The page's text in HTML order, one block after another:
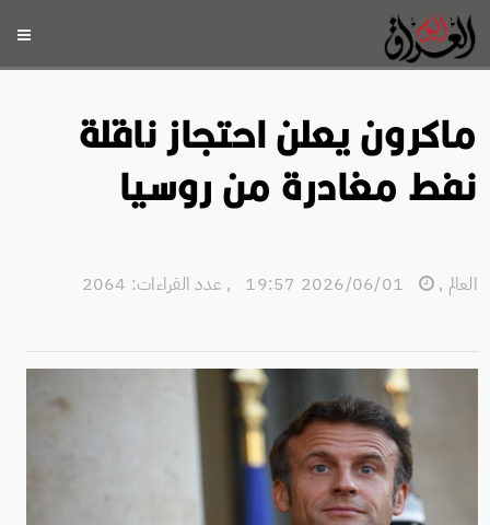
ماكرون يعلن احتجاز ناقلة
نفط مغادرة من روسيا
العالم ,
, عدد القراءات: 2064